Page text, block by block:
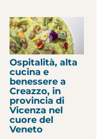
Ospitalità, alta
cucina e
benessere a
Creazzo, in
provincia di
Vicenza nel
cuore del
Veneto